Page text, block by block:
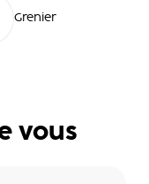
Grenier
vous